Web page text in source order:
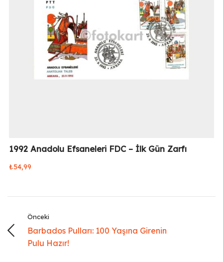
1992 Anadolu Efsaneleri FDC – İlk Gün Zarfı
₺54,99
Önceki
Barbados Pulları: 100 Yaşına Girenin
Pulu Hazır!